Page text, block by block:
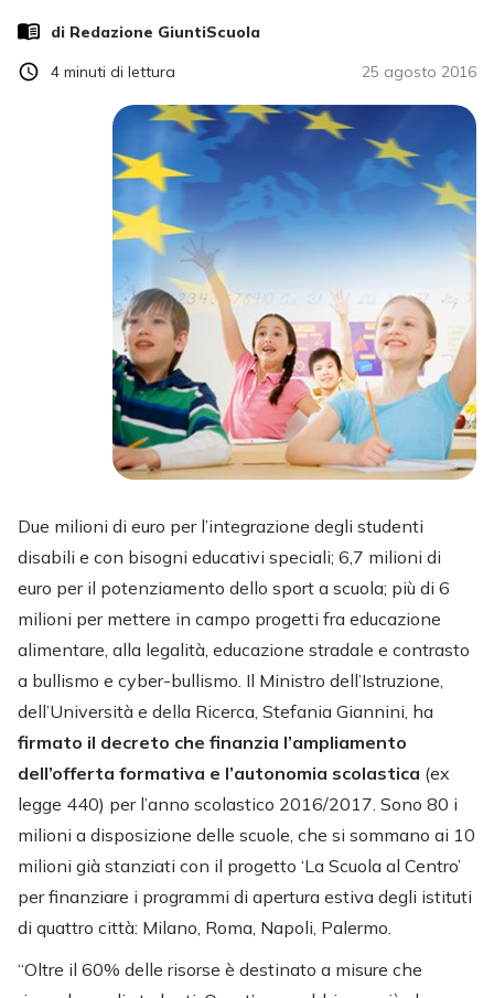
di Redazione GiuntiScuola
25 agosto 2016
4 minuti di lettura
Due milioni di euro per l’integrazione degli studenti
disabili e con bisogni educativi speciali; 6,7 milioni di
euro per il potenziamento dello sport a scuola; più di 6
milioni per mettere in campo progetti fra educazione
alimentare, alla legalità, educazione stradale e contrasto
a bullismo e cyber-bullismo. Il Ministro dell’Istruzione,
dell’Università e della Ricerca, Stefania Giannini, ha
firmato il decreto che finanzia l’ampliamento
dell’offerta formativa e l’autonomia scolastica (ex
legge 440) per l’anno scolastico 2016/2017. Sono 80 i
milioni a disposizione delle scuole, che si sommano ai 10
milioni già stanziati con il progetto ‘La Scuola al Centro’
per finanziare i programmi di apertura estiva degli istituti
di quattro città: Milano, Roma, Napoli, Palermo.
“Oltre il 60% delle risorse è destinato a misure che